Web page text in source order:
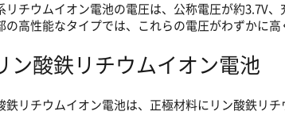
リチウムイオン電池の電圧は、公称電圧が約3.7V、
の高性能なタイプでは、これらの電圧がわずかに高
ン酸鉄リチウムイオン電池
鉄リチウムイオン電池は、正極材料にリン酸鉄リ